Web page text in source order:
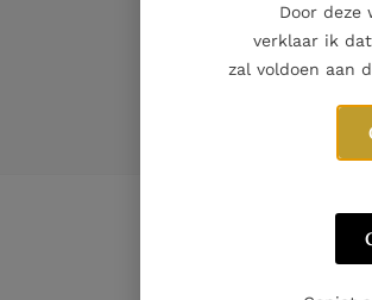
Aanvullende
Door deze
verklaar ik
zal voldoen aan